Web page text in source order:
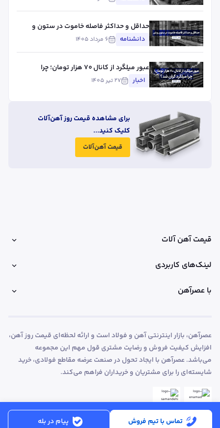
حداقل و حداکثر فاصله خاموت در ستون و
تیر
دانشنامه ۶ مرداد ۱۴۰۵
عبور میلگرد از کانال ۷۰ هزار تومان؛ چرا
میلگرد گران شد؟
اخبار ۲۷ تیر ۱۴۰۵
برای مشاهده قیمت روز آهن‌آلات
کلیک کنید...
قیمت آهن‌آلات
تماس با تیم فروش پیام در بله
قیمت آهن آلات
لینک‌های کاربردی
با عصرآهن
عصرآهن، بازار اینترنتی آهن و فولاد است و ارائه لحظه‌ای قیمت روز آهن،
افزایش کیفیت فروش و رضایت مشتری قول مهم این مجموعه
می‌باشد. عصرآهن با ایجاد تحول در صنعت عرضه مقاطع فولادی، خرید
شایسته‌ای را برای مشتریان و خریداران فراهم می‌کند.